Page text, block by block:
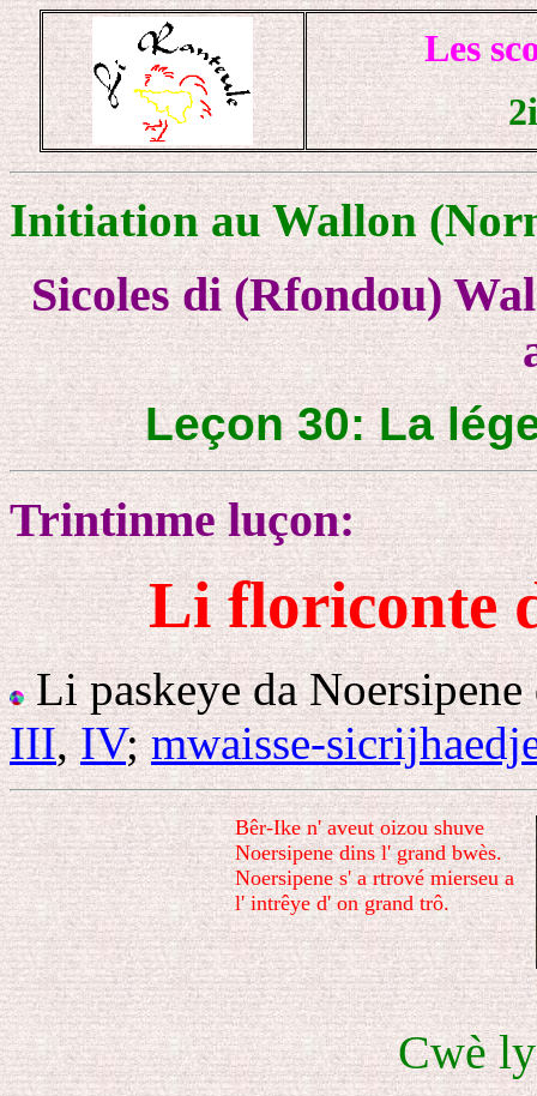
Les
Initiation au Wallon
Sicoles di (Rfondou)
Leçon 30: La
Trintinme luçon:
Li floriconte
Li paskeye da
III,IV;mwaisse-
Bêr-Ike n' aveut oizou shuve
Noersipene dins l' grand bwès.
Noersipene s' a rtrové mierseu a
l' intrêye d' on grand trô.
Cwè